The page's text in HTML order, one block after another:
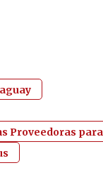
Proveedoras